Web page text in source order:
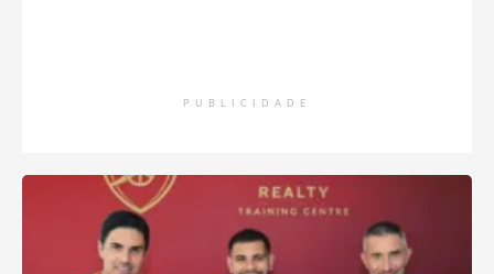
PUBLICIDADE